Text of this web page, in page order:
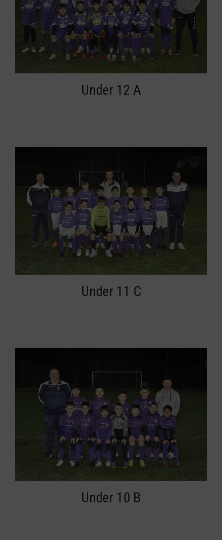
Under 12 A
Under 11 C
Under 10 B